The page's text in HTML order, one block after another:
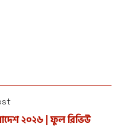
২০২৬ | ফুল রিভিউ